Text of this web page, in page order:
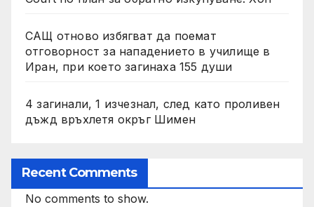
САЩ отново избягват да поемат
отговорност за нападението в училище в
Иран, при което загинаха 155 души
4 загинали, 1 изчезнал, след като проливен
дъжд връхлетя окръг Шимен
Recent Comments
No comments to show.